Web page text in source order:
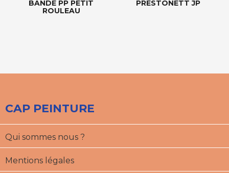
BANDE PP PETIT
ROULEAU
PRESTONETT JP
CAP PEINTURE
Qui sommes nous ?
Mentions légales